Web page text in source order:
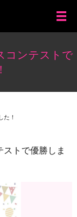
メ
コンテストで
た！
トで優勝しま